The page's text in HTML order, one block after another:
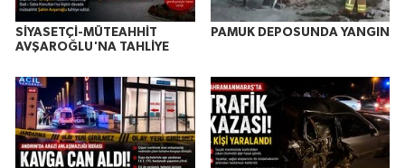
SİYASETÇİ-MÜTEAHHİT
AVŞAROĞLU'NA TAHLİYE
PAMUK DEPOSUNDA YANGIN